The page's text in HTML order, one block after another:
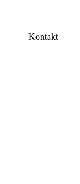
Kontakt